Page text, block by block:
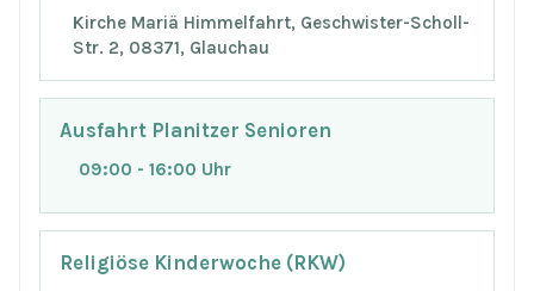
Kirche Mariä Himmelfahrt, Geschwister-Scholl-
Str. 2, 08371, Glauchau
Ausfahrt Planitzer Senioren
09:00 - 16:00 Uhr
Religiöse Kinderwoche (RKW)